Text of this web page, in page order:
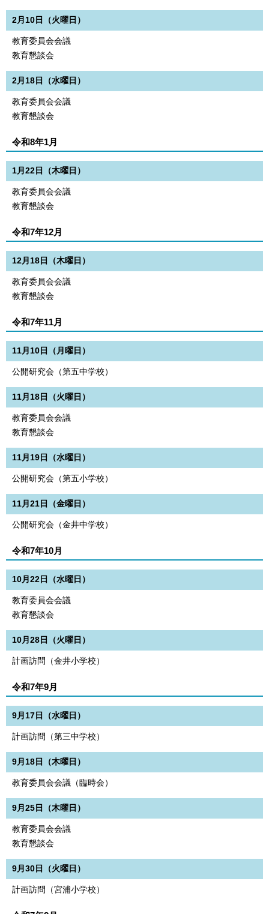
2月10日（火曜日）
教育委員会会議
教育懇談会
2月18日（水曜日）
教育委員会会議
教育懇談会
令和8年1月
1月22日（木曜日）
教育委員会会議
教育懇談会
令和7年12月
12月18日（木曜日）
教育委員会会議
教育懇談会
令和7年11月
11月10日（月曜日）
公開研究会（第五中学校）
11月18日（火曜日）
教育委員会会議
教育懇談会
11月19日（水曜日）
公開研究会（第五小学校）
11月21日（金曜日）
公開研究会（金井中学校）
令和7年10月
10月22日（水曜日）
教育委員会会議
教育懇談会
10月28日（火曜日）
計画訪問（金井小学校）
令和7年9月
9月17日（水曜日）
計画訪問（第三中学校）
9月18日（木曜日）
教育委員会会議（臨時会）
9月25日（木曜日）
教育委員会会議
教育懇談会
9月30日（火曜日）
計画訪問（宮浦小学校）